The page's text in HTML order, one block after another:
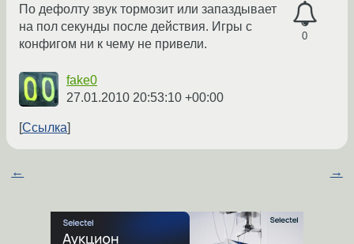
0
По дефолту звук тормозит или запаздывает
на пол секунды после действия. Игры с
конфигом ни к чему не привели.
fake0
27.01.2010 20:53:10 +00:00
Ссылка
← →